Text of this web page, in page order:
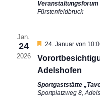
Fürstenfeldbruck
Jan.
24
2026
Hervorgehoben
24. Januar von
Adelshofen
Sportgaststätte
Sportplatzweg 8,